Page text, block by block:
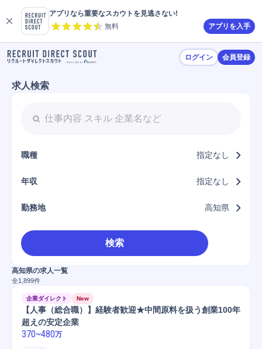
アプリなら重要なスカウトを見逃さない!
無料
アプリを入手
ログイン 会員登録
求人検索
職種 指定なし
年収 指定なし
勤務地 高知県
検索
高知県の求人一覧
全1,899件
企業ダイレクト New
【人事（総合職）】経験者歓迎★中間原料を扱う創業100年
超えの安定企業
370~480万